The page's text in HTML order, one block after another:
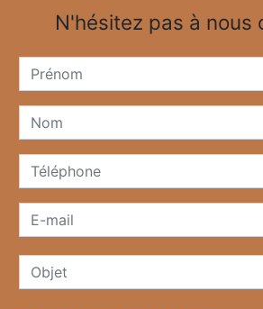
N'hésitez pas à nous